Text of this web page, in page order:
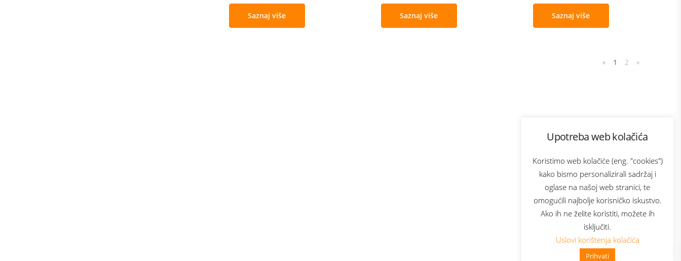
Upotreba web kolačića
Koristimo web kolačiće (eng. "cookies")
kako bismo personalizirali sadržaj i
oglase na našoj web stranici, te
omogućili najbolje korisničko iskustvo.
Ako ih ne želite koristiti, možete ih
isključiti.
Uslovi korištenja kolačića
Prihvati
👋 Zdravo, kako mogu pomoći?
Saznaj više Saznaj više Saznaj više
« 1 2 »
Bonus plus
Prijava za newsletter